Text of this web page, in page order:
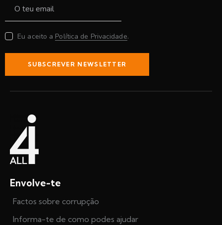
Eu aceito a Política de Privacidade.
SUBSCREVER NEWSLETTER
Envolve-te
Factos sobre corrupção
Informa-te de como podes ajudar